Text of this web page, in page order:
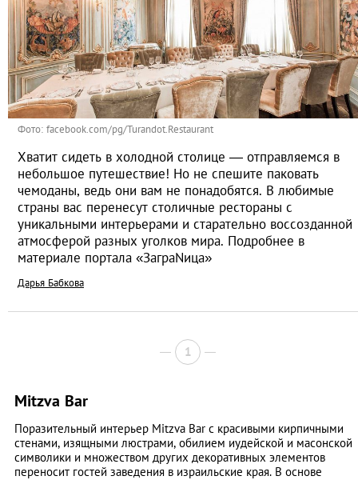
Фото: facebook.com/pg/Turandot.Restaurant
Хватит сидеть в холодной столице — отправляемся в
небольшое путешествие! Но не спешите паковать
чемоданы, ведь они вам не понадобятся. В любимые
страны вас перенесут столичные рестораны с
уникальными интерьерами и старательно воссозданной
атмосферой разных уголков мира. Подробнее в
материале портала «ЗаграNица»
Дарья Бабкова
1
Mitzva Bar
Поразительный интерьер Mitzva Bar с красивыми кирпичными
стенами, изящными люстрами, обилием иудейской и масонской
символики и множеством других декоративных элементов
переносит гостей заведения в израильские края. В основе